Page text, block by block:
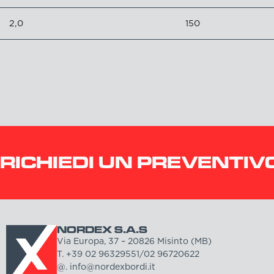
2,0 150
RICHIEDI UN
NORDEX S.A.S
Via Europa, 37 – 20826 Misinto (MB)
T. +39 02 96329551/02 96720622
@. info@nordexbordi.it